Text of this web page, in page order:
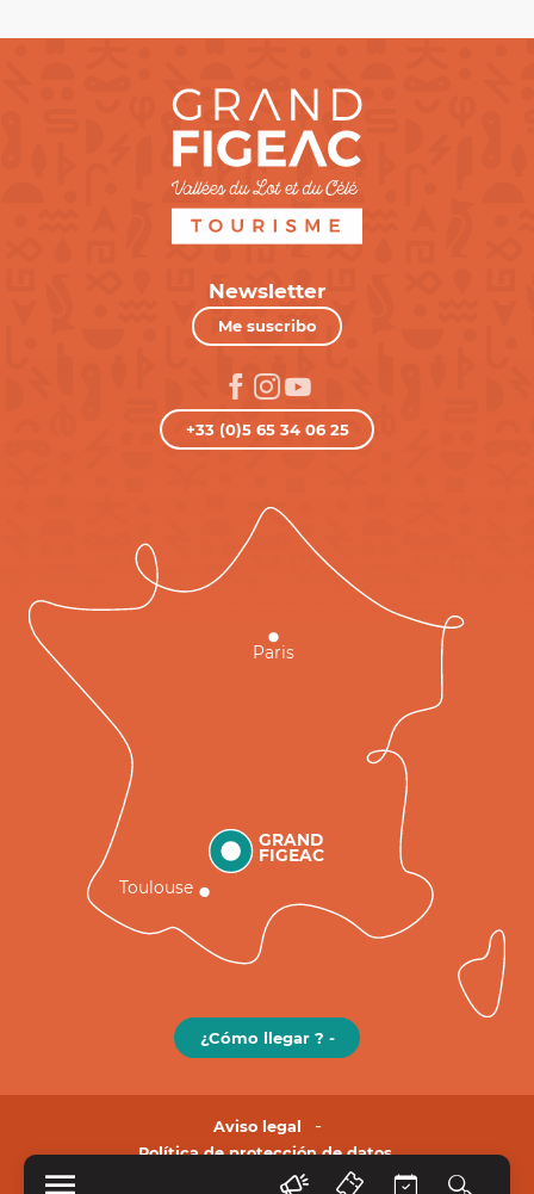
Newsletter
Me suscribo
+33 (0)5 65 34 06 25
GRAND
FIGEAC
Toulouse
Paris
¿Cómo llegar ? -
Aviso legal
Política de protección de datos.